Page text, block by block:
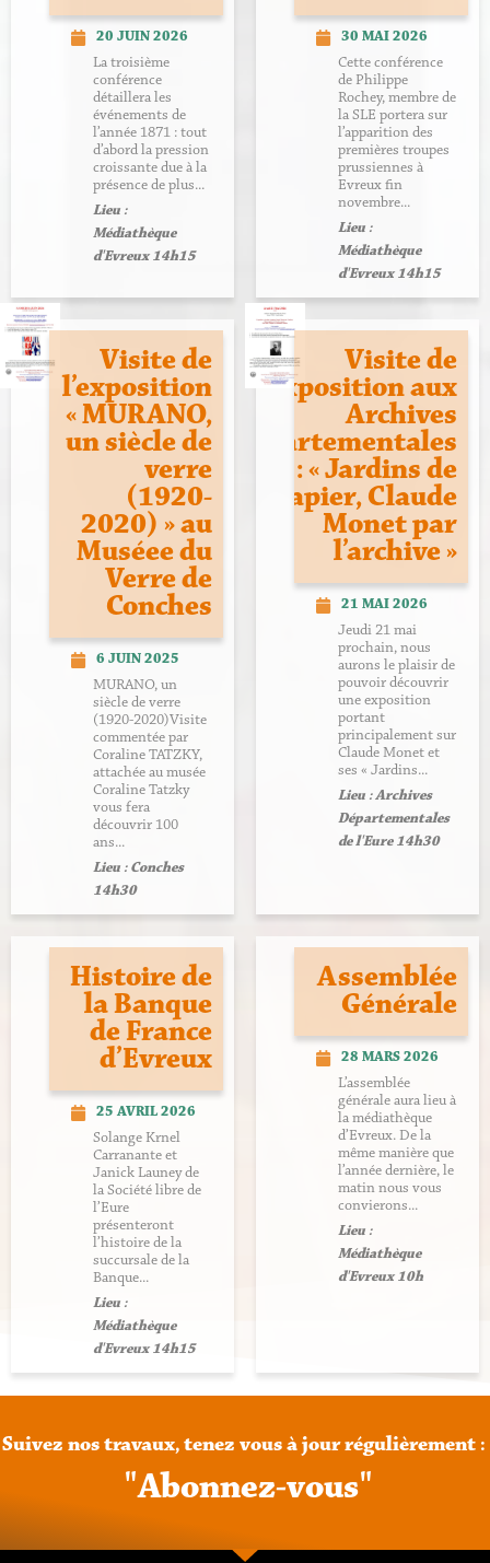
20 JUIN 2026
La troisième
conférence
détaillera les
événements de
l’année 1871 : tout
d’abord la pression
croissante due à la
présence de plus...
Lieu :
Médiathèque
d'Evreux 14h15
30 MAI 2026
Cette conférence
de Philippe
Rochey, membre de
la SLE portera sur
l’apparition des
premières troupes
prussiennes à
Evreux fin
novembre...
Lieu :
Médiathèque
d'Evreux 14h15
Visite de
l’exposition
« MURANO,
un siècle de
verre
(1920-
2020) » au
Muséee du
Verre de
Conches
6 JUIN 2025
MURANO, un
siècle de verre
(1920-2020)Visite
commentée par
Coraline TATZKY,
attachée au musée
Coraline Tatzky
vous fera
découvrir 100
ans...
Lieu : Conches
14h30
Visite de
l’exposition aux
Archives
Départementales
: « Jardins de
papier, Claude
Monet par
l’archive »
21 MAI 2026
Jeudi 21 mai
prochain, nous
aurons le plaisir de
pouvoir découvrir
une exposition
portant
principalement sur
Claude Monet et
ses « Jardins...
Lieu : Archives
Départementales
de l'Eure 14h30
Histoire de
la Banque
de France
d’Evreux
25 AVRIL 2026
Solange Krnel
Carranante et
Janick Launey de
la Société libre de
l’Eure
présenteront
l’histoire de la
succursale de la
Banque...
Lieu :
Médiathèque
d'Evreux 14h15
Assemblée
Générale
28 MARS 2026
L’assemblée
générale aura lieu à
la médiathèque
d’Evreux. De la
même manière que
l’année dernière, le
matin nous vous
convierons...
Lieu :
Médiathèque
d'Evreux 10h
Suivez nos travaux, tenez vous à jour régulièrement :
"Abonnez-vous"